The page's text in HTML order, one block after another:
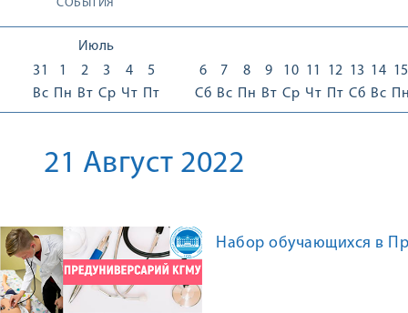
СОБЫТИЯ
Июль
31
Вс
1
Пн
2
Вт
3
Ср
4
Чт
5
Пт
6
Сб
7
Вс
8
Пн
9
Вт
10
Ср
11
Чт
12
Пт
13
Сб
14
Вс
15
21 Август 2022
Набор обучающихся в